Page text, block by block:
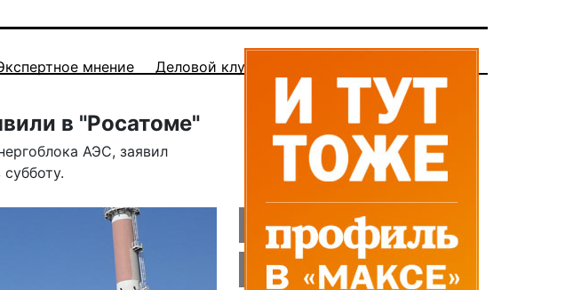
мнение Деловой клуб
в "Росатоме"
АЭС, заявил